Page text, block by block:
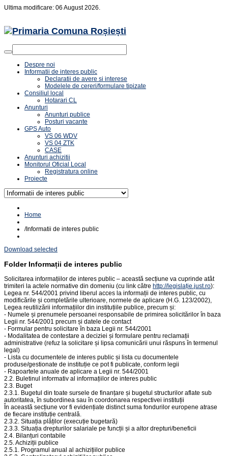
Ultima modificare: 06 August 2026.
Despre noi
Informatii de interes public
Declaratii de avere si interese
Modelele de cereri/formulare tipizate
Consiliul local
Hotarari CL
Anunturi
Anunturi publice
Posturi vacante
GPS Auto
VS 06 WDV
VS 04 ZTK
CASE
Anunturi achizitii
Monitorul Oficial Local
Registratura online
Proiecte
Home
/Informatii de interes public
Download selected
Folder Informații de interes public
Solicitarea informațiilor de interes public – această secțiune va cuprinde atât
trimiteri la actele normative din domeniu (cu link către http://legislație.just.ro):
Legea nr. 544/2001 privind liberul acces la informații de interes public, cu
modificările și completările ulterioare, normele de aplicare (H.G. 123/2002),
Legea reutilizării informațiilor din instituțiile publice, precum și:
- Numele și prenumele persoanei responsabile de primirea solicitărilor în baza
Legii nr. 544/2001 precum și datele de contact
- Formular pentru solicitare în baza Legii nr. 544/2001
- Modalitatea de contestare a deciziei și formulare pentru reclamații
administrative (refuz la solicitare și lipsa comunicării unui răspuns în termenul
legal)
- Lista cu documentele de interes public și lista cu documentele
produse/gestionate de instituție ce pot fi publicate, conform legii
- Rapoartele anuale de aplicare a Legii nr. 544/2001
2.2. Buletinul informativ al informațiilor de interes public
2.3. Buget
2.3.1. Bugetul din toate sursele de finanțare și bugetul structurilor aflate sub
autoritatea, în subordinea sau în coordonarea respectivei instituții
În această secțiune vor fi evidențiate distinct suma fondurilor europene atrase
de fiecare instituție centrală.
2.3.2. Situația plăților (execuție bugetară)
2.3.3. Situația drepturilor salariale pe funcții și a altor drepturi/beneficii
2.4. Bilanțuri contabile
2.5. Achiziții publice
2.5.1. Programul anual al achizițiilor publice